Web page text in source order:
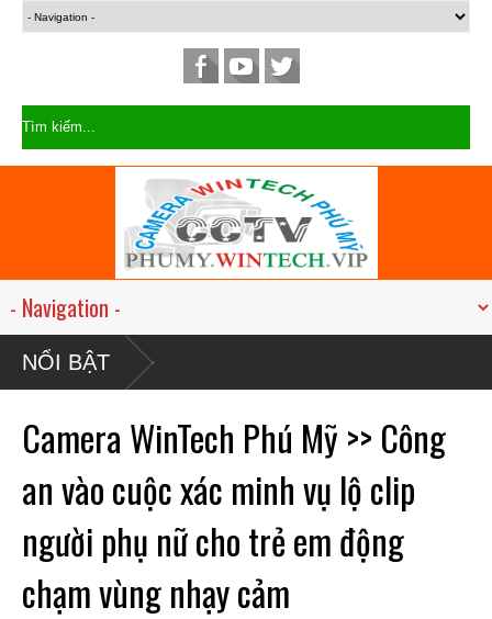
NỔI BẬT
Camera WinTech Phú Mỹ >> Công
an vào cuộc xác minh vụ lộ clip
người phụ nữ cho trẻ em động
chạm vùng nhạy cảm